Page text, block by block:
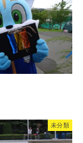
未分類